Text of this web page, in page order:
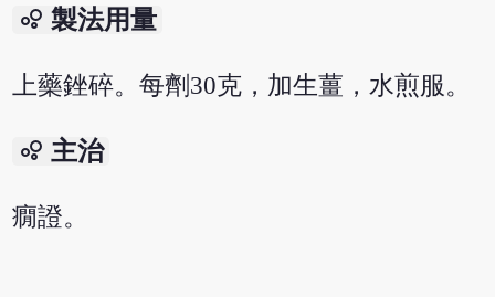
bubble_chart 製法用量
上藥銼碎。每劑30克，加生薑，水煎服。
bubble_chart 主治
癇證。